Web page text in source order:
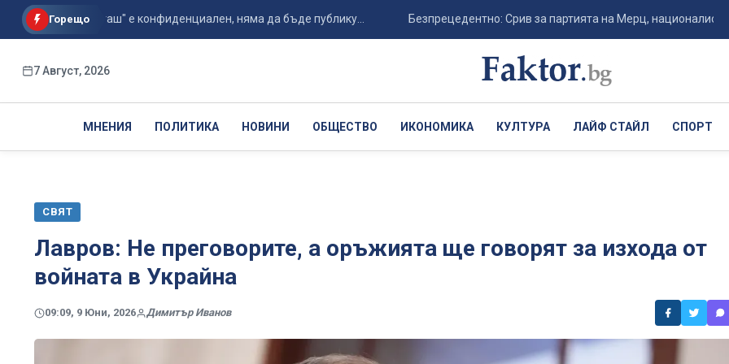
Горещо
с "Боташ" е конфиденциален, няма да бъде публику... Безпрецедентно: Срив за партията на Мерц, националистите в
7 Август, 2026
МНЕНИЯ ПОЛИТИКА НОВИНИ ОБЩЕСТВО ИКОНОМИКА КУЛТУРА ЛАЙФ СТАЙЛ СПОРТ
СВЯТ
Лавров: Не преговорите, а оръжията ще говорят за изхода от
войната в Украйна
09:09, 9 Юни, 2026 Димитър Иванов